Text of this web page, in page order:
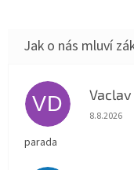
VD
8.8.2026
parada